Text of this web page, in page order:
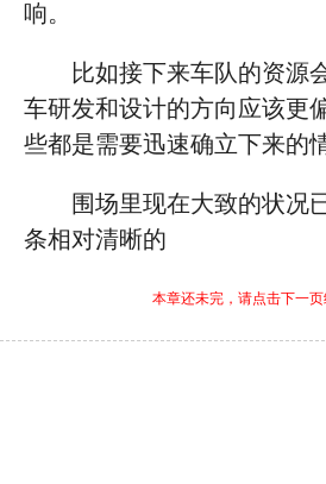
响。
比如接下来车队的资源
车研发和设计的方向应该更
些都是需要迅速确立下来的
围场里现在大致的状况
条相对清晰的
本章还未完，请点击下一